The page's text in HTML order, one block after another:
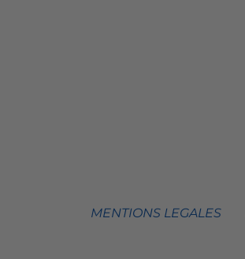
MENTIONS LEGALES